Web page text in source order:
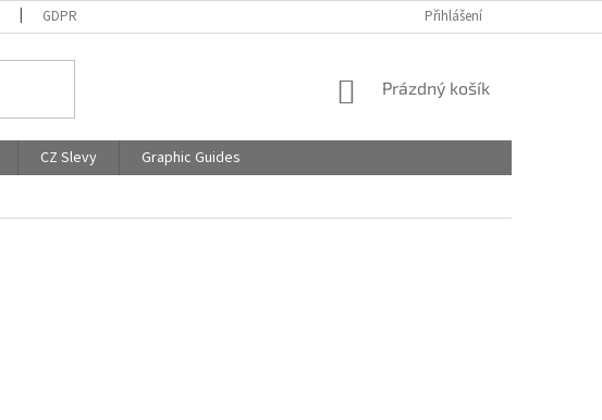
GDPR Přihlášení
NÁKUPNÍ
Prázdný košík
CZ Slevy
Graphic Guides